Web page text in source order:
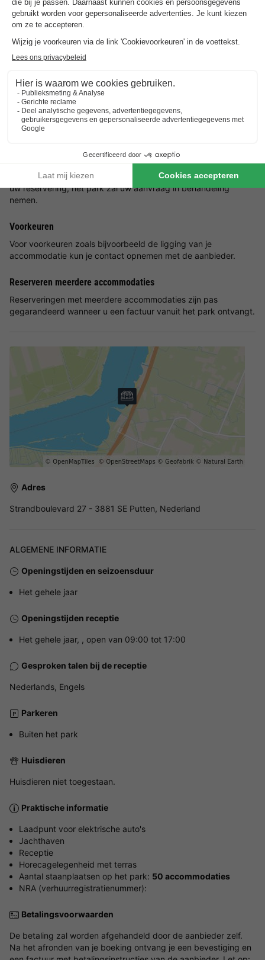
Omgeving van Strandparc Nulde
De regio rond Strandparc Nulde biedt een verscheidenheid aan
excursiebestemmingen. De bossen rond Ermelo, op 15 minuten
afstand, zijn ideaal om te wandelen en te fietsen. De
bezoek waard. Hier kun je de oude architectuur bewonderen,
langs de haven wandelen en vervolgens het Dolfinarium
bezoeken.
Goed om
Belangrijke informatie
Huisdieren zijn altijd op aanvraag. U dient dit aan te geven bij
uw reservering, het park zal uw aanvraag in behandeling
nemen.
Voorkeuren
Voor voorkeuren zoals bijvoorbeeld de ligging van je
accommodatie kun je contact opnemen met de aanbieder.
Reserveren meerdere accommodaties
Reserveringen met meerdere accommodaties zijn pas
gegarandeerd wanneer u een factuur vanuit het park ontvangt.
Adres
Strandboulevard 27 - 3881 SE Putten, Nederland
ALGEMENE INFORMATIE
Openingstijden en seizoensduur
Het gehele jaar
Openingstijden receptie
Het gehele jaar, , open van 09:00 tot 17:00
Gesproken talen bij de receptie
Nederlands, Engels
Parkeren
Buiten het park
Huisdieren
Huisdieren niet toegestaan.
Praktische informatie
Laadpunt voor elektrische auto's
Jachthaven
Receptie
Horecagelegenheid met terras
Aantal staanplaatsen op het park: 50 accommodaties
NRA (verhuurregistratienummer):
Betalingsvoorwaarden
De betaling zal worden afgehandeld door de aanbieder zelf.
Na het afronden van je boeking ontvang je een bevestiging en